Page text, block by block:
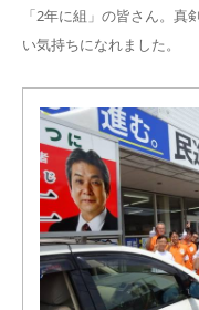
「2年に組」の皆さん。
い気持ちになれました。